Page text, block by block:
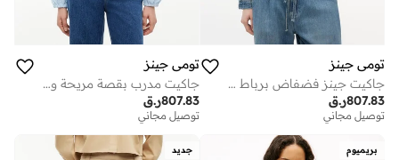
تومي جينز
جاكيت جينز فضفاض برباط عند الحاشية مع الكتان
ر.ق807.83
توصيل مجاني
تومي جينز
جاكيت مدرب بقصة مريحة ورباط عند الحاشية
ر.ق807.83
توصيل مجاني
بريميوم جديد